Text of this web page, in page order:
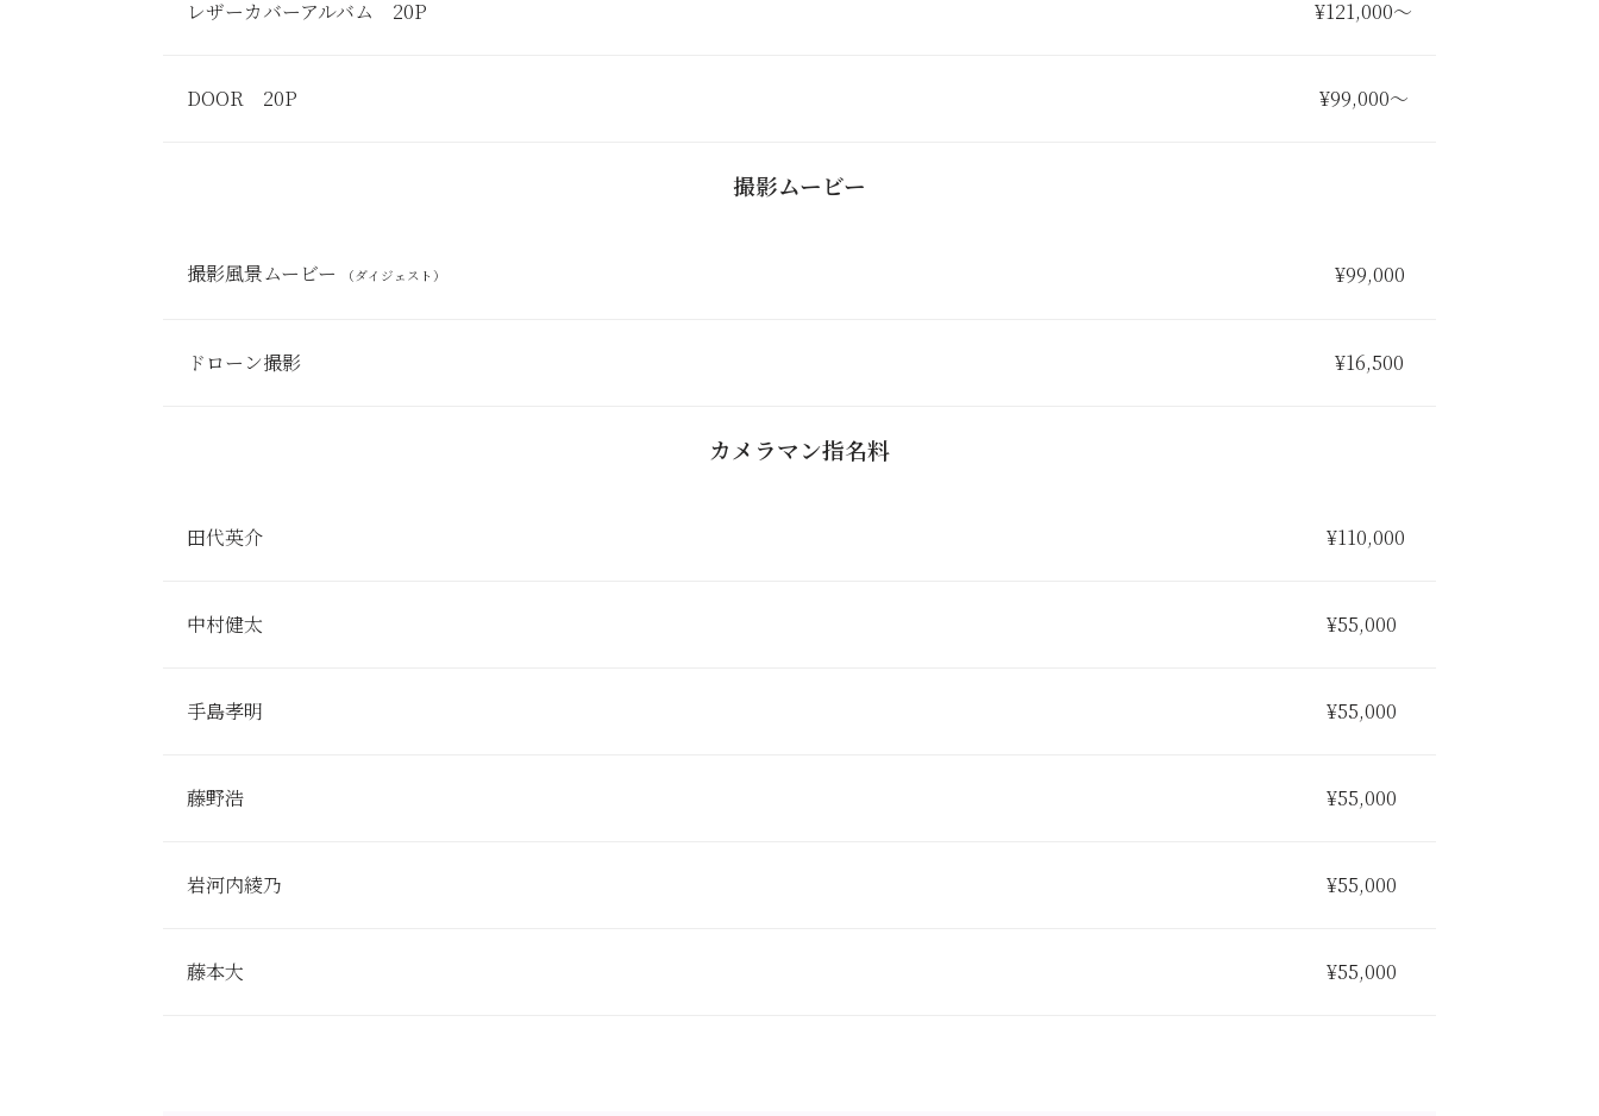
レザーカバーアルバム 20P ¥121,000〜
DOOR 20P ¥99,000〜
撮影ムービー
撮影風景ムービー （ダイジェスト） ¥99,000
ドローン撮影 ¥16,500
カメラマン指名料
田代英介 ¥110,000
中村健太 ¥55,000
手島孝明 ¥55,000
藤野浩 ¥55,000
岩河内綾乃 ¥55,000
藤本大 ¥55,000